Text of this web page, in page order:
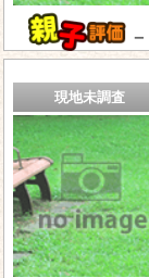
－
現地未調査